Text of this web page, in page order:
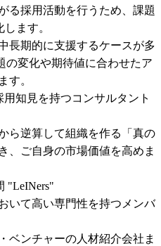
る採用活動を行うため、課題
ます。
長期的に支援するケースが多
の変化や期待値に合わせたア
す。
用知見を持つコンサルタント
ら逆算して組織を作る「真の
、ご自身の市場価値を高めま
"LeINers"
いて高い専門性を持つメンバ
ベンチャーの人材紹介会社ま